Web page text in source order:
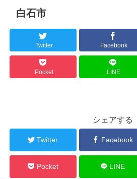
白石市
Twitter Facebook
Pocket LINE
シェアする
Twitter Facebook
Pocket LINE